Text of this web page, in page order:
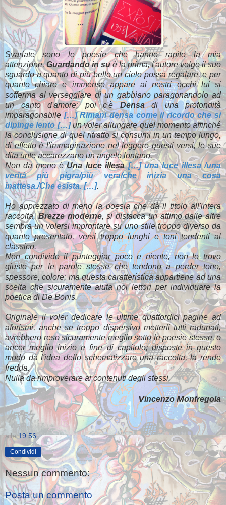
Svariate sono le poesie che hanno rapito la mia
attenzione,Guardando in suè la prima, l'autore volge il suo
sguardo a quanto di più bello un cielo possa regalare, e per
quanto chiaro e immenso appare ai nostri occhi lui si
sofferma al verseggiare di un gabbiano paragonandolo ad
un canto d'amore; poi c'èDensadi una profondità
imparagonabile[…] Rimani densa come il ricordo che si
dipinge lento […]un voler allungare quel momento affinché
la conclusione di quel ritratto si consumi in un tempo lungo,
di effetto è l'immaginazione nel leggere questi versi, le sue
dita unte accarezzano un angelo lontano.
Non da meno èUna luce illesa […] una luce illesa /una
verità più pigra/più vera/che inizia una cosa
inattesa./Che esista. […].
Ho apprezzato di meno la poesia che dà il titolo all'intera
raccolta,Brezze moderne, si distacca un attimo dalle altre
sembra un volersi improntare su uno stile troppo diverso da
quanto presentato, versi troppo lunghi e toni tendenti al
classico.
Non condivido il punteggiar poco e niente, non lo trovo
giusto per le parole stesse che tendono a perder tono,
spessore, colore; ma questa caratteristica appartiene ad una
scelta che sicuramente aiuta noi lettori per individuare la
poetica di De Bonis.
Originale il voler dedicare le ultime quattordici pagine ad
aforismi, anche se troppo dispersivo metterli tutti radunati,
avrebbero reso sicuramente meglio sotto le poesie stesse, o
ancor meglio inizio e fine di capitolo; disposte in questo
modo dà l'idea dello schematizzare una raccolta, la rende
fredda.
Nulla da rimproverare ai contenuti degli stessi.
VincenzoMonfregola
alle19:56
Condividi
Nessun commento:
Posta un commento